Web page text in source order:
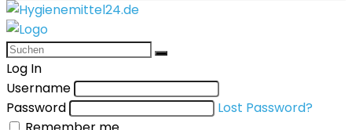
Log In
Username
Password
Lost Password?